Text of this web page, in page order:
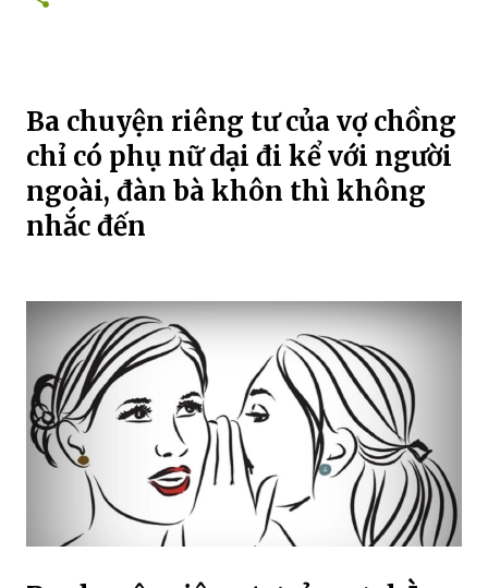
Ba chuyện riêng tư của vợ chồng
chỉ có phụ nữ dại đi kể với người
ngoài, đàn bà khôn thì không
nhắc đến